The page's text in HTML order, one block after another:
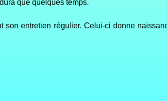
que quelques temps.
entretien régulier. Celui-ci donne